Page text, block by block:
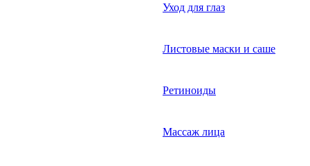
Уход для глаз
Листовые маски и саше
Ретиноиды
Массаж лица